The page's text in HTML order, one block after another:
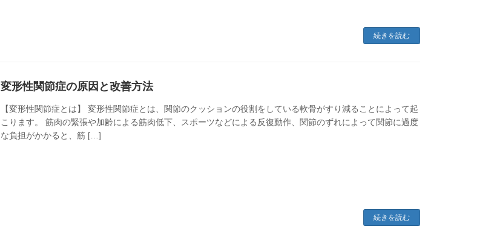
続きを読む
変形性関節症の原因と改善方法
【変形性関節症とは】 変形性関節症とは、関節のクッションの役割をしている軟骨がすり減ることによって起
こります。 筋肉の緊張や加齢による筋肉低下、スポーツなどによる反復動作、関節のずれによって関節に過度
な負担がかかると、筋 […]
続きを読む